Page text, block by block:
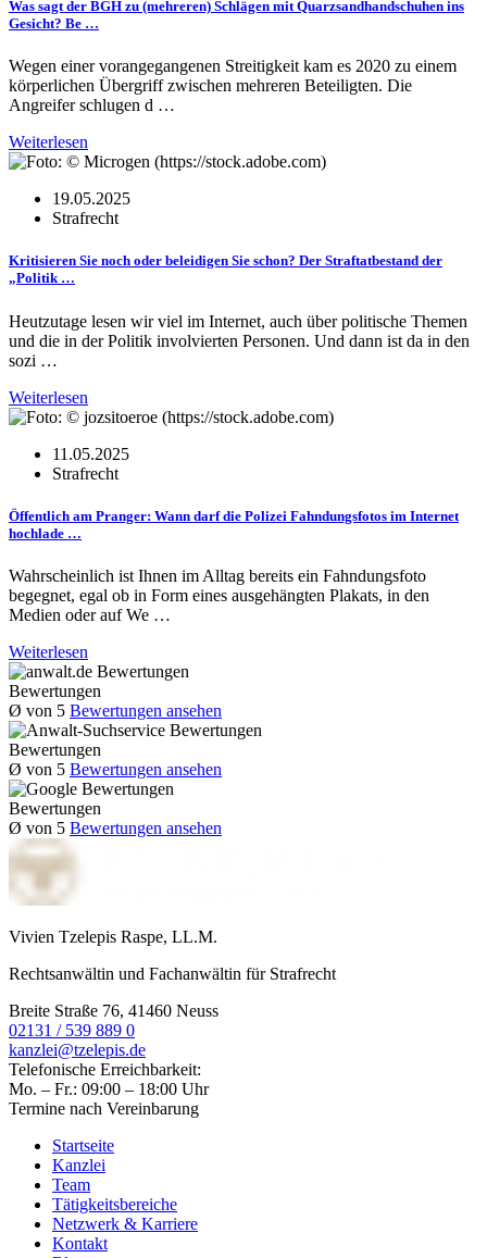
Was sagt der BGH zu (mehreren) Schlägen mit Quarzsandhandschuhen ins
Gesicht? Be …
Wegen einer vorangegangenen Streitigkeit kam es 2020 zu einem
körperlichen Übergriff zwischen mehreren Beteiligten. Die
Angreifer schlugen d …
Weiterlesen
19.05.2025
Strafrecht
Kritisieren Sie noch oder beleidigen Sie schon? Der Straftatbestand der
„Politik …
Heutzutage lesen wir viel im Internet, auch über politische Themen
und die in der Politik involvierten Personen. Und dann ist da in den
sozi …
Weiterlesen
11.05.2025
Strafrecht
Öffentlich am Pranger: Wann darf die Polizei Fahndungsfotos im Internet
hochlade …
Wahrscheinlich ist Ihnen im Alltag bereits ein Fahndungsfoto
begegnet, egal ob in Form eines ausgehängten Plakats, in den
Medien oder auf We …
Weiterlesen
Bewertungen
Ø von 5 Bewertungen ansehen
Bewertungen
Ø von 5 Bewertungen ansehen
Bewertungen
Ø von 5 Bewertungen ansehen
Vivien Tzelepis Raspe, LL.M.
Rechtsanwältin und Fachanwältin für Strafrecht
Breite Straße 76, 41460 Neuss
02131 / 539 889 0
kanzlei@tzelepis.de
Telefonische Erreichbarkeit:
Mo. – Fr.: 09:00 – 18:00 Uhr
Termine nach Vereinbarung
Startseite
Kanzlei
Team
Tätigkeitsbereiche
Netzwerk & Karriere
Kontakt